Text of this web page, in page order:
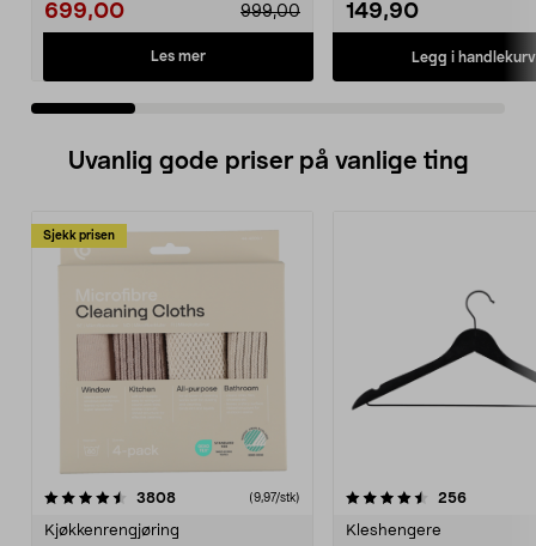
699,00 999,00
Les mer
149,90
Legg i handlekurv
Uvanlig gode priser på vanlige ting
Sjekk prisen
3808anmeldelser(9,97/stk)
Kjøkkenrengjøring
4.5av 5 stjerner 256
Kleshengere
4.5av 5 stjerner